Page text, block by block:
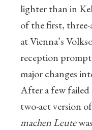
lighter than in
of the first,
at Vienna’s
reception
major changes
After a few failed
two-act version
machen Leute